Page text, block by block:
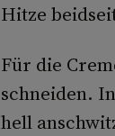
Hitze
Für die
schneiden.
hell